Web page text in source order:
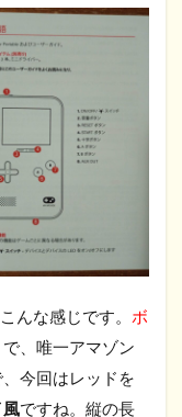
んな感じです。 ボ
で、唯一アマゾン
今回はレッドを
風ですね。縦の長